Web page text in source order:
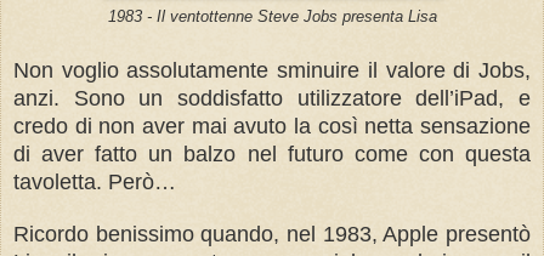
1983 - Il ventottenne Steve Jobs presenta Lisa
Non voglio assolutamente sminuire il valore di Jobs,
anzi. Sono un soddisfatto utilizzatore dell’iPad, e
credo di non aver mai avuto la così netta sensazione
di aver fatto un balzo nel futuro come con questa
tavoletta. Però…
Ricordo benissimo quando, nel 1983, Apple presentò